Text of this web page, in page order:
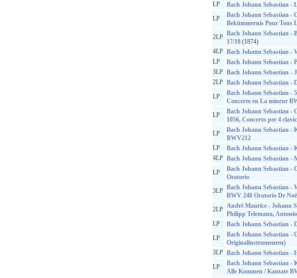
LP
Bach Johann Sebastian -
LP
Bach Johann Sebastian -
Bekümmernis Pour Tous
2LP Bach Johann Sebastian -
17/18(1874)
4LP Bach Johann Sebastian -
LP
Bach Johann Sebastian -
3LP Bach Johann Sebastian -
2LP Bach Johann Sebastian -
LP
Bach Johann Sebastian -
Concerto en La mineur
LP
Bach Johann Sebastian -
1056, Concerto per 4
LP
Bach Johann Sebastian -
BWV212
LP
Bach Johann Sebastian -
4LP Bach Johann Sebastian -
LP
Bach Johann Sebastian -
Oratorio
3LP Bach Johann Sebastian -
BWV 248 Oratorio De
2LP André Maurice - Johann
Philipp Telemann,
LP
Bach Johann Sebastian -
LP
Bach Johann Sebastian -
Originalinstrumenten)
3LP Bach Johann Sebastian -
LP
Bach Johann Sebastian -
Alle Kommen / Kantate